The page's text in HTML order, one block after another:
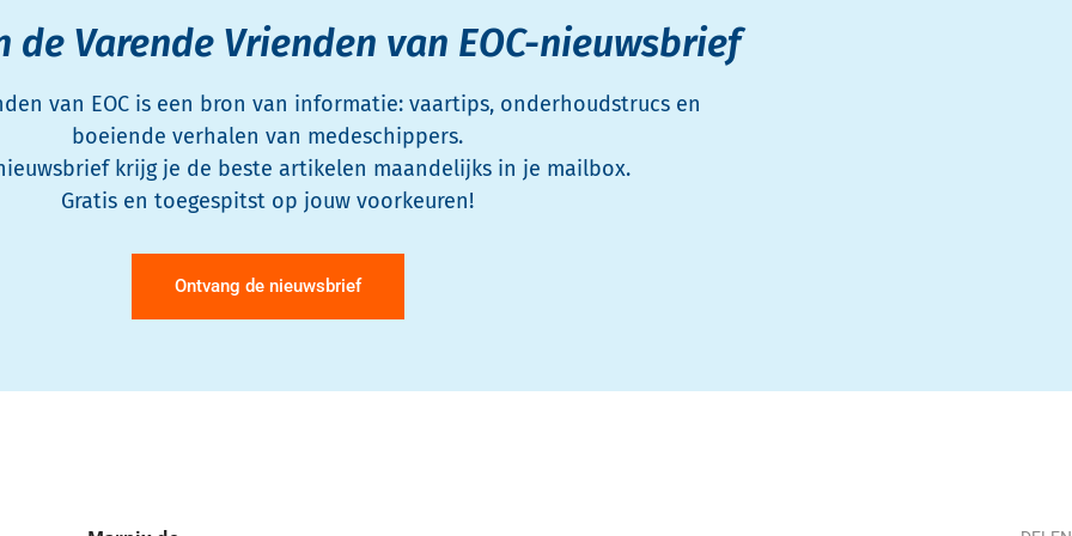
de Varende Vrienden van EOC-nieuwsbrief
van EOC is een bron van informatie: vaartips, onderhoudstrucs en
boeiende verhalen van medeschippers.
krijg je de beste artikelen maandelijks in je mailbox.
Gratis en toegespitst op jouw voorkeuren!
Ontvang de nieuwsbrief